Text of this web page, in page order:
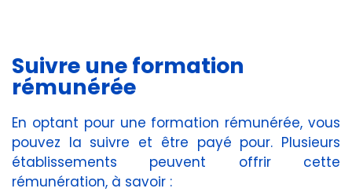
Suivre une formation
rémunérée
En optant pour une formation rémunérée, vous
pouvez la suivre et être payé pour. Plusieurs
établissements peuvent offrir cette
rémunération, à savoir :